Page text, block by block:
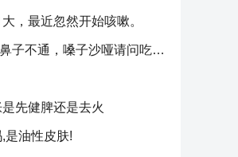
，最近忽然开始咳嗽。
你好，鼻炎犯了，鼻子不通，嗓子沙哑请问吃什么药比较好？
先健脾还是去火
是油性皮肤!